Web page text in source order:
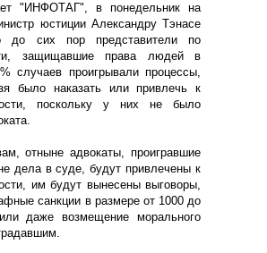
"ИНФОТАГ", в понедельник на
юстиции Александру Тэнасе
до сих пор представители по
защищавшие права людей в
случаев проигрывали процессы,
было наказать или привлечь к
поскольку у них не было
отныне адвокаты, проигравшие
дела в суде, будут привлечены к
им будут вынесены выговоры,
санкции в размере от 1000 до
даже возмещение морального